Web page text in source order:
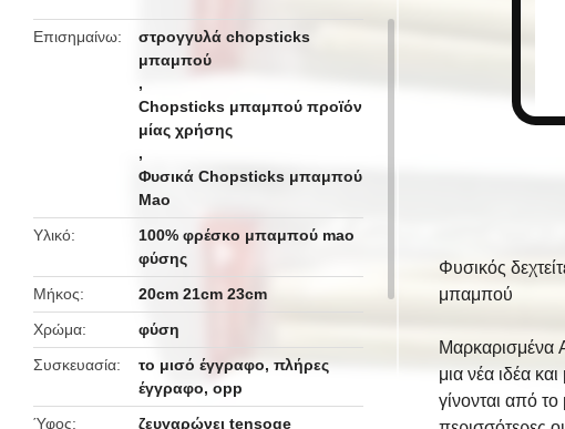
Επισημαίνω
στρογγυλά chopsticks
μπαμπού
,
Chopsticks μπαμπού προϊόν
μίας χρήσης
,
Φυσικά Chopsticks μπαμπού
Mao
Υλικό
100% φρέσκο μπαμπού mao
φύσης
Μήκος
20cm 21cm 23cm
Χρώμα
φύση
Συσκευασία
το μισό έγγραφο, πλήρες
έγγραφο, opp
Ύφος
ζευγαρώνει tensoge
Φυσικός
μπαμπού
Μαρκαρισμένα
μια νέα ιδέα
γίνονται από